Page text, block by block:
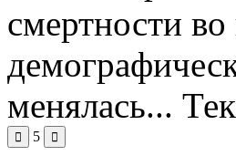
смертности во
менялась...
5